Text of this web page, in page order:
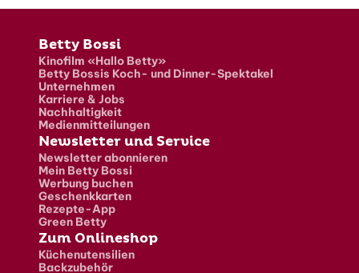
Fusszeile
Betty Bossi
Kinofilm «Hallo Betty»
Betty Bossis Koch- und Dinner-Spektakel
Unternehmen
Karriere & Jobs
Nachhaltigkeit
Medienmitteilungen
Newsletter und Service
Newsletter abonnieren
Mein Betty Bossi
Werbung buchen
Geschenkkarten
Rezepte-App
Green Betty
Zum Onlineshop
Küchenutensilien
Backzubehör